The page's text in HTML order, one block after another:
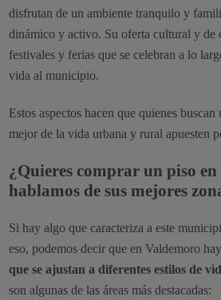
disfrutan de un ambiente tranquilo y
dinámico y activo. Su oferta cultural y de
festivales y ferias que se celebran a lo
vida al municipio.
Estos aspectos hacen que quienes
mejor de la vida urbana y rural apuesten
¿Quieres comprar un piso
hablamos de sus mejores
Si hay algo que caracteriza a este
eso, podemos decir que en Valdemoro hay
que se ajustan a diferentes estilos de
son algunas de las áreas más destacadas: